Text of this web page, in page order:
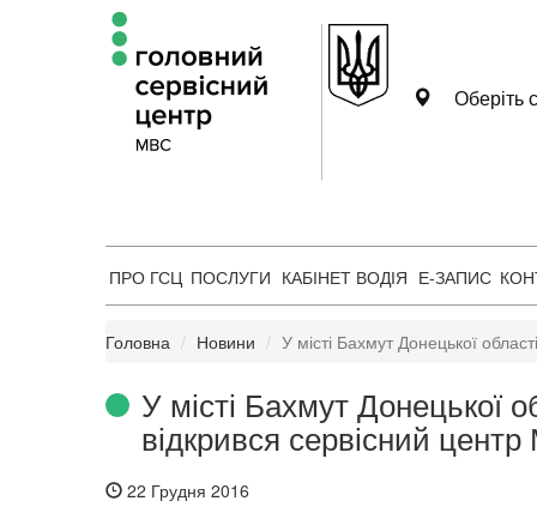
Оберіть
ПРО ГСЦ ПОСЛУГИ КАБІНЕТ ВОДІЯ Е-ЗАПИС
Головна Новини У місті Бахмут Донецької
У місті Бахмут Донецької
відкрився сервісний
22 Грудня 2016